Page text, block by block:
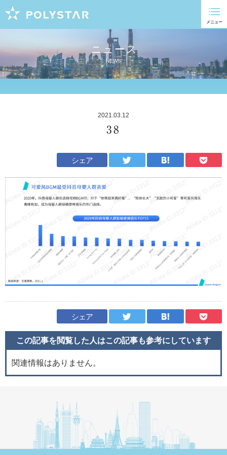
ニュース
NEWS
2021.03.12
38
シェア
シェア
この記事を閲覧した人はこの記事も参考にしています
関連情報はありません。